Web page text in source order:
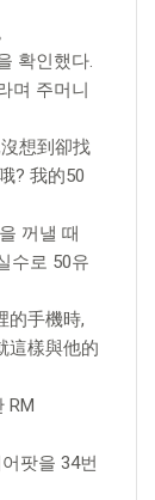
확인했다.
며 주머니
想到卻找
? 我的50
꺼낼 때
수로 50유
的手機時,
這樣與他的
RM
팟을 34번